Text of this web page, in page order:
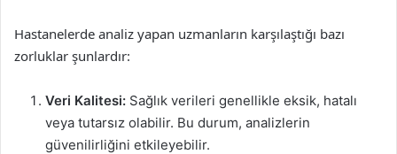
Hastanelerde analiz yapan uzmanların karşılaştığı bazı
zorluklar şunlardır:
Veri Kalitesi: Sağlık verileri genellikle eksik, hatalı
veya tutarsız olabilir. Bu durum, analizlerin
güvenilirliğini etkileyebilir.